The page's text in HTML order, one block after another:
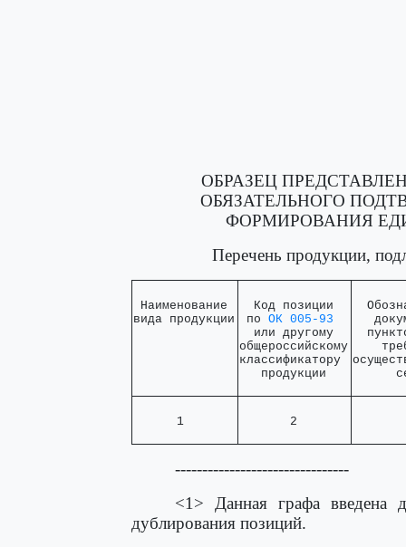
ОБРАЗЕЦ
ОБЯЗАТЕЛЬНОГО
ФОРМИРОВАНИЯ
Перечень продукции,
Наименование
вида продукции
  Код позиции
по ОК 005-93
  или другому
общероссийскому
классификатору
   продукции
      1
       2
--------------------------------
<1> Данная графа введена
дублирования позиций.